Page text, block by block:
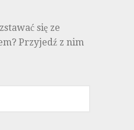
się ze
Przyjedź z nim